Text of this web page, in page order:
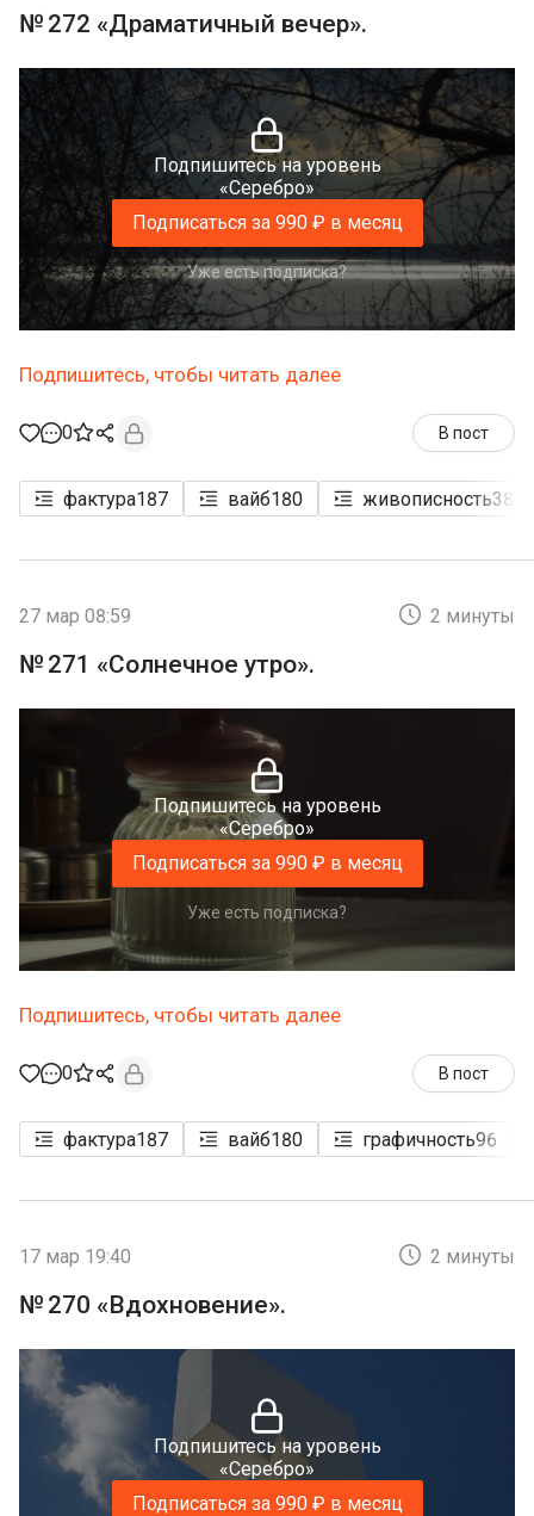
№ 272 «Драматичный вечер».
Подпишитесь на уровень
«Серебро»
Подписаться за 990 ₽ в месяц
Уже есть подписка?
Подпишитесь, чтобы читать далее
0 В пост
фактура187 вайб180 живописность38
27 мар 08:59 2 минуты
№ 271 «Солнечное утро».
Подпишитесь на уровень
«Серебро»
Подписаться за 990 ₽ в месяц
Уже есть подписка?
Подпишитесь, чтобы читать далее
0 В пост
фактура187 вайб180 графичность96
17 мар 19:40 2 минуты
№ 270 «Вдохновение».
Подпишитесь на уровень
«Серебро»
Подписаться за 990 ₽ в месяц